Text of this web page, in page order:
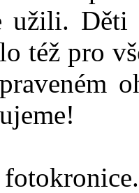
užili.
též pro
fotokronice.